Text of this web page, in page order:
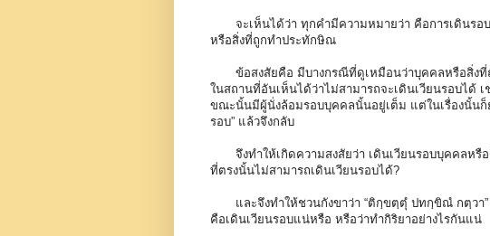
จะเห็นได้ว่า ทุกคำมีความหมายว่า คือการเดินรอบ
หรือสิ่งที่ถูกทำประทักษิณ
ข้อสงสัยคือ มีบางกรณีที่ดูเหมือนว่าบุคคลหรือสิ่งที่
ในสถานที่อันเห็นได้ว่าไม่สามารถจะเดินเวียนรอบได้
ขณะนั้นมีผู้นั่งล้อมรอบบุคคลนั้นอยู่เต็ม แต่ในเรื่องนั้นก็
รอบ” แล้วจึงกลับ
จึงทำให้เกิดความสงสัยว่า เดินเวียนรอบบุคคลหรือ
ที่ตรงนั้นไม่สามารถเดินเวียนรอบได้?
และจึงทำให้ชวนกังขาว่า “ติกฺขตฺตุํ ปทกฺขิณํ กตฺวา
คือเดินเวียนรอบแน่หรือ หรือว่าทำกิริยาอย่างไรกันแน่